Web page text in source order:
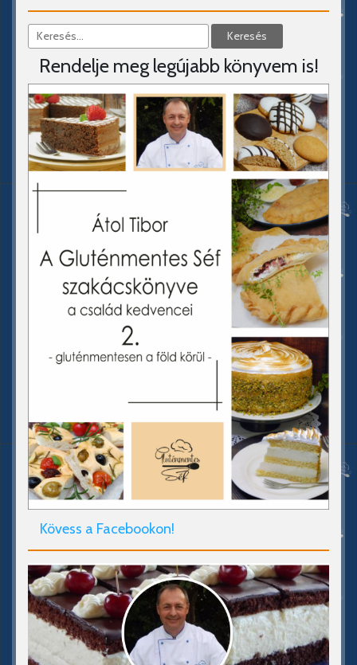
Rendelje meg legújabb könyvem is!
Kövess a Facebookon!